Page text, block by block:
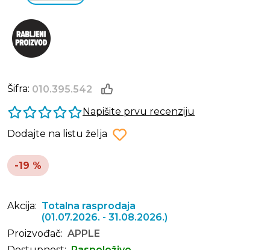
Šifra: 010.395.542
Napišite prvu recenziju
Dodajte na listu želja
-19 %
Akcija: Totalna rasprodaja
(01.07.2026. - 31.08.2026.)
Proizvođač: APPLE